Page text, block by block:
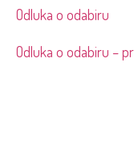
Odluka o odabiru
Odluka o odabiru –